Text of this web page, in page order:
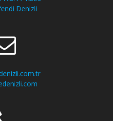
Denizli